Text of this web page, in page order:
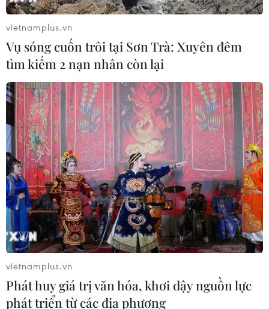
TIN CÙNG CHUYÊN MỤC
Cộng hòa Dân chủ Congo ghi nhận
hơn 300 trẻ em tử vong do Ebola
08/08/2026 15:21
Ớt nhập khẩu từ Mexico khiến hàng
trăm người tiêu dùng Mỹ nhiễm
khuẩn Salmonella
07/08/2026 00:43
Nước thải từ máy bay có thể giúp
vietnamplus.vn
Vụ sóng cuốn trôi tại Sơn Trà: Xuyên đêm
tìm kiếm 2 nạn nhân còn lại
vietnamplus.vn
Phát huy giá trị văn hóa, khơi dậy nguồn lực
phát triển từ các địa phương